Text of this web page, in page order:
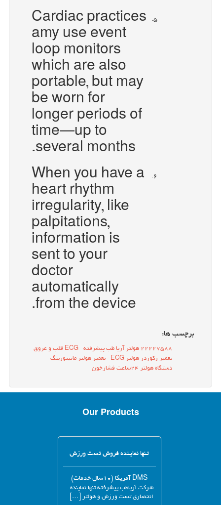
Cardiac practices
amy use event
loop monitors
which are also
portable, but may
be worn for
longer periods of
time—up to
several months.
When you have a
heart rhythm
irregularity, like
palpitations,
information is
sent to your
doctor
automatically
from the device.
برچسب ها:
22227588 هولتر آریا طب پیشرفته
ECG قلب و عروق
تعمیر رکوردر هولتر ECG
تعمیر هولتر مانیتورینگ
دستگاه هولتر 24ساعت فشارخون
Our Products
تنها نماینده فروش تست ورزش
DMS آمریکا (۱۰سال خدمات)
شرکت آریاطب پیشرفته تنها نماینده
انحصاری تست ورزش و هولتر […]